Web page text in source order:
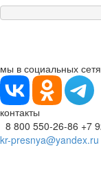
мы в социальных
контакты
8 800 550-26-86 +7
kr-presnya@yandex.ru